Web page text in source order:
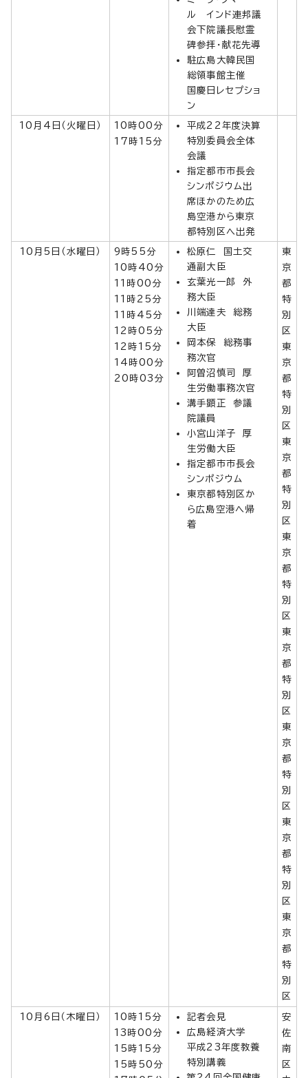
ル インド連邦議
会下院議長慰霊
碑参拝・献花先導
駐広島大韓民国
総領事館主催
国慶日レセプショ
ン
10月4日（火曜日）
10時00分
17時15分
平成22年度決算
特別委員会全体
会議
指定都市市長会
シンポジウム出
席ほかのため広
島空港から東京
都特別区へ出発
10月5日（水曜日）
9時55分
10時40分
11時00分
11時25分
11時45分
12時05分
12時15分
14時00分
20時03分
松原仁 国土交
通副大臣
玄葉光一郎 外
務大臣
川端達夫 総務
大臣
岡本保 総務事
務次官
阿曽沼慎司 厚
生労働事務次官
溝手顕正 参議
院議員
小宮山洋子 厚
生労働大臣
指定都市市長会
シンポジウム
東京都特別区か
ら広島空港へ帰
着
東
京
都
特
別
区
東
京
都
特
別
区
東
京
都
特
別
区
東
京
都
特
別
区
東
京
都
特
別
区
東
京
都
特
別
区
東
京
都
特
別
区
東
京
都
特
別
区
10月6日（木曜日）
10時15分
13時00分
15時15分
15時50分
記者会見
広島経済大学
平成23年度教養
特別講義
安
佐
南
区